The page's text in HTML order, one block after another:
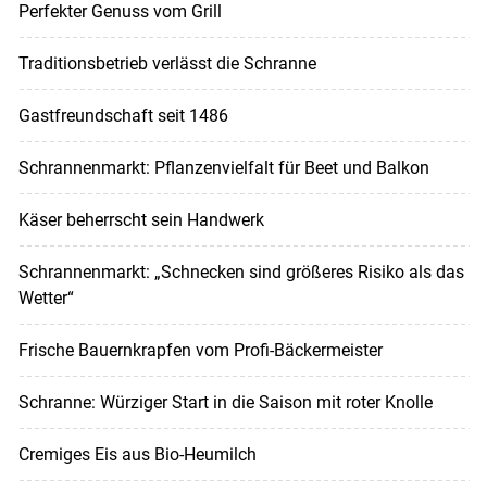
Perfekter Genuss vom Grill
Traditionsbetrieb verlässt die Schranne
Gastfreundschaft seit 1486
Schrannenmarkt: Pflanzenvielfalt für Beet und Balkon
Käser beherrscht sein Handwerk
Schrannenmarkt: „Schnecken sind größeres Risiko als das
Wetter“
Frische Bauernkrapfen vom Profi-Bäckermeister
Schranne: Würziger Start in die Saison mit roter Knolle
Cremiges Eis aus Bio-Heumilch